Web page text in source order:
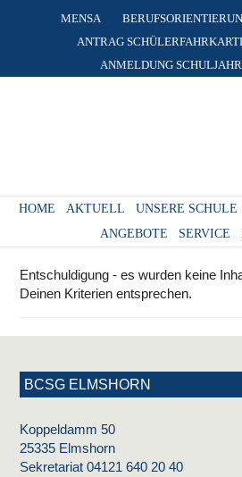
MENSA
ANTRAG
ANMELDUNG
HOME AKTUELL UNSERE SCHULE
ANGEBOTE
SERVICE
Entschuldigung - es wurden keine
Deinen Kriterien entsprechen.
BCSG ELMSHORN
Koppeldamm 50
25335 Elmshorn
Sekretariat 04121 640 20 40